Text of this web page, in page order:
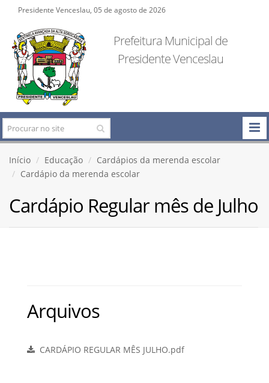
Presidente Venceslau, 05 de agosto de 2026
Prefeitura Municipal de
Presidente Venceslau
Início Educação
Cardápios da merenda escolar
Cardápio da merenda escolar
Cardápio Regular mês de Julho
Arquivos
CARDÁPIO REGULAR MÊS JULHO.pdf